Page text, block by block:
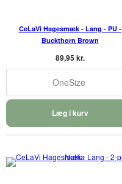
CeLaVi Hagesmæk - Lang - PU -
Buckthorn Brown
89,95 kr.
OneSize
Læg i kurv